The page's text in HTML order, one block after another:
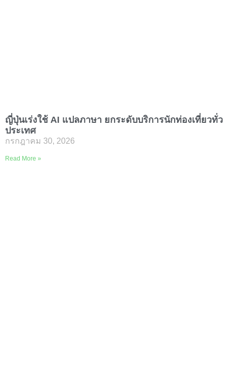
ญี่ปุ่นเร่งใช้ AI แปลภาษา ยกระดับบริการนักท่องเที่ยวทั่ว
ประเทศ
กรกฎาคม 30, 2026
Read More »